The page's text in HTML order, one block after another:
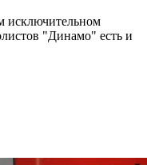
исключительном
"Динамо" есть и